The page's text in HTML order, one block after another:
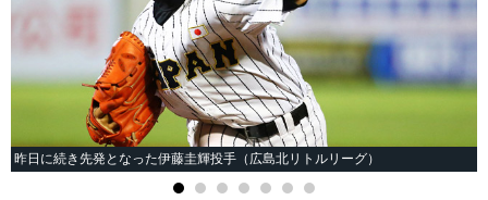
昨日に続き先発となった伊藤圭輝投手（広島北リトルリーグ）